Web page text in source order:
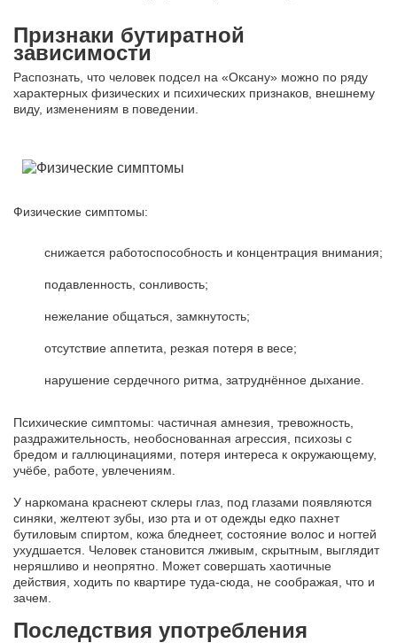
Признаки бутиратной
зависимости
Распознать, что человек подсел на «Оксану» можно по ряду
характерных физических и психических признаков, внешнему
виду, изменениям в поведении.
Физические симптомы:
снижается работоспособность и концентрация внимания;
подавленность, сонливость;
нежелание общаться, замкнутость;
отсутствие аппетита, резкая потеря в весе;
нарушение сердечного ритма, затруднённое дыхание.
Психические симптомы: частичная амнезия, тревожность,
раздражительность, необоснованная агрессия, психозы с
бредом и галлюцинациями, потеря интереса к окружающему,
учёбе, работе, увлечениям.
У наркомана краснеют склеры глаз, под глазами появляются
синяки, желтеют зубы, изо рта и от одежды едко пахнет
бутиловым спиртом, кожа бледнеет, состояние волос и ногтей
ухудшается. Человек становится лживым, скрытным, выглядит
неряшливо и неопрятно. Может совершать хаотичные
действия, ходить по квартире туда-сюда, не соображая, что и
зачем.
Последствия употребления